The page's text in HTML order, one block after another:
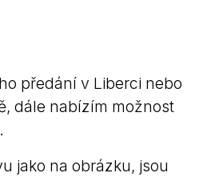
předání v Liberci nebo
dále nabízím možnost
jako na obrázku, jsou